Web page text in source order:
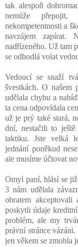
tak alespoň
nemůže
nekompetentnosti a
navzájem zapírat.
nadřízeného. Už tam
se odhodlá volat
Vedoucí se snaží
švestkách. O
udělala chybu a
ta cena odpovídala
už je prý také stará,
dní, nestačili to
taktiku. Jste velká
jednání poněkud
ale musíme účtovat
Omyl paní, hlásí se
3 nám udělala
obratem
poskytli údaje
problém, ale my
právní stránce
jen věkem se zmohla